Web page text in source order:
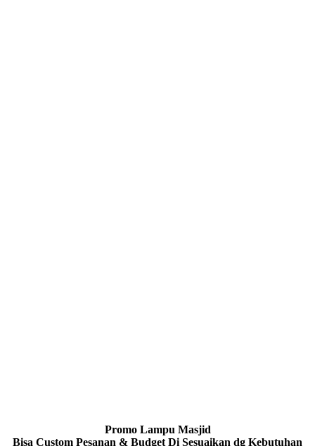
Promo Lampu Masjid
Bisa Custom Pesanan & Budget Di Sesuaikan dg Kebutuhan